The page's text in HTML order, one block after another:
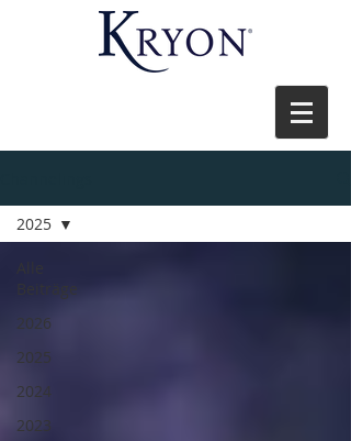
Beiträge
2026
2025
2024
2023
2025